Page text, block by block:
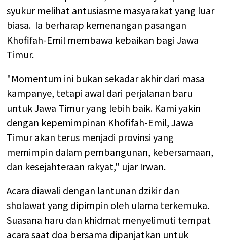
syukur melihat antusiasme masyarakat yang luar
biasa. Ia berharap kemenangan pasangan
Khofifah-Emil membawa kebaikan bagi Jawa
Timur.
"Momentum ini bukan sekadar akhir dari masa
kampanye, tetapi awal dari perjalanan baru
untuk Jawa Timur yang lebih baik. Kami yakin
dengan kepemimpinan Khofifah-Emil, Jawa
Timur akan terus menjadi provinsi yang
memimpin dalam pembangunan, kebersamaan,
dan kesejahteraan rakyat," ujar Irwan.
Acara diawali dengan lantunan dzikir dan
sholawat yang dipimpin oleh ulama terkemuka.
Suasana haru dan khidmat menyelimuti tempat
acara saat doa bersama dipanjatkan untuk